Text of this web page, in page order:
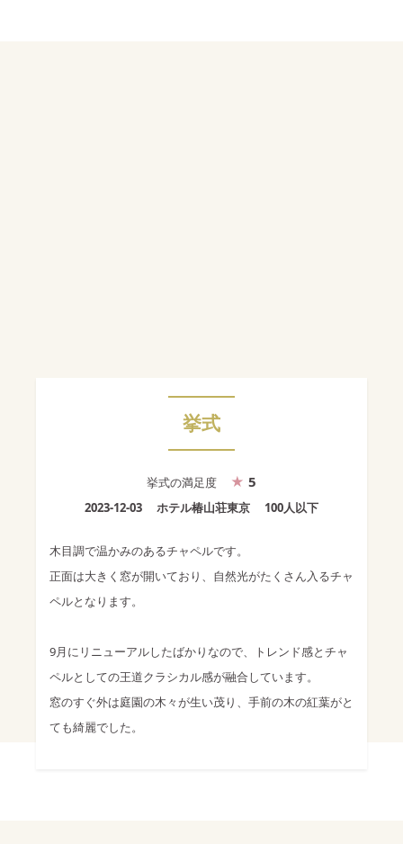
挙式
挙式の満足度 5
2023-12-03 ホテル椿山荘東京 100人以下
木目調で温かみのあるチャペルです。
正面は大きく窓が開いており、自然光がたくさん入るチャ
ペルとなります。
9月にリニューアルしたばかりなので、トレンド感とチャ
ペルとしての王道クラシカル感が融合しています。
窓のすぐ外は庭園の木々が生い茂り、手前の木の紅葉がと
ても綺麗でした。